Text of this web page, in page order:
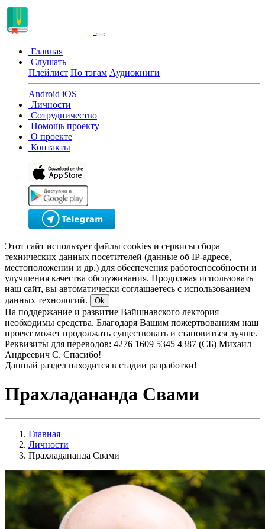
Главная
Слушать
Плейлист По тэгам Аудиокниги
Android iOS
Личности
Сотрудничество
Помощь проекту
О проекте
Контакты
Этот сайт использует файлы cookies и сервисы сбора
технических данных посетителей (данные об IP-адресе,
местоположении и др.) для обеспечения работоспособности и
улучшения качества обслуживания. Продолжая использовать
наш сайт, вы автоматически соглашаетесь с использованием
данных технологий.
Ok
На поддержание и развитие Вайшнавского лектория
необходимы средства. Благодаря Вашим пожертвованиям наш
проект может продолжать существовать и становиться лучше.
Реквизиты для переводов: 4276 1609 5345 4387 (СБ) Михаил
Андреевич С. Спасибо!
Данный раздел находится в стадии разработки!
Прахладананда Свами
Главная
Личности
Прахладананда Свами